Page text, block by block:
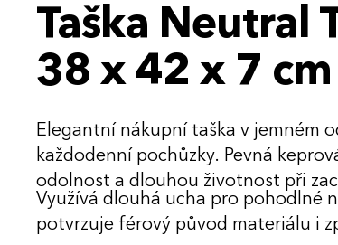
Taška Neutral
38 x 42 x 7 cm
Elegantní nákupní taška v jemném
každodenní pochůzky. Pevná
odolnost a dlouhou životnost při
Využívá dlouhá ucha pro pohodlné
potvrzuje férový původ materiálu i